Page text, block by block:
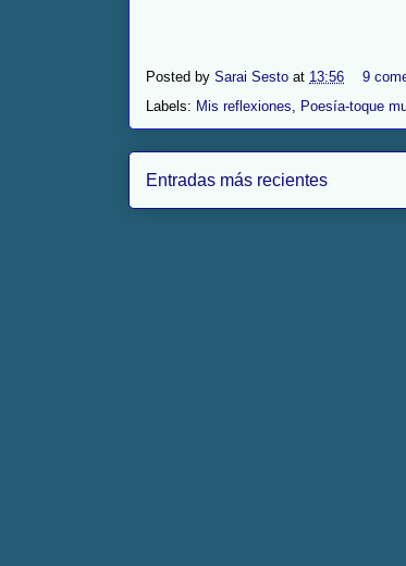
Posted by Sarai Sesto at 13:56
9
Labels: Mis reflexiones, Poesía-toque
Entradas más recientes